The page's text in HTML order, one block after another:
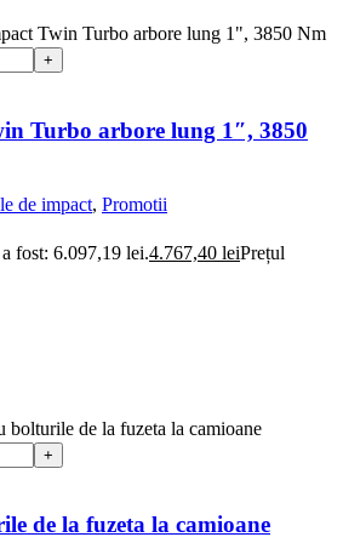
Twin Turbo arbore lung 1", 3850 Nm
Turbo arbore lung 1″, 3850
de impact, Promotii
fost: 6.097,19 lei.4.767,40 leiPrețul
bolturile de la fuzeta la camioane
de la fuzeta la camioane